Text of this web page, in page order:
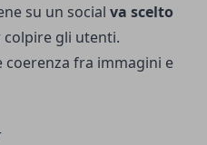
su un social va scelto
colpire gli utenti.
coerenza fra immagini e